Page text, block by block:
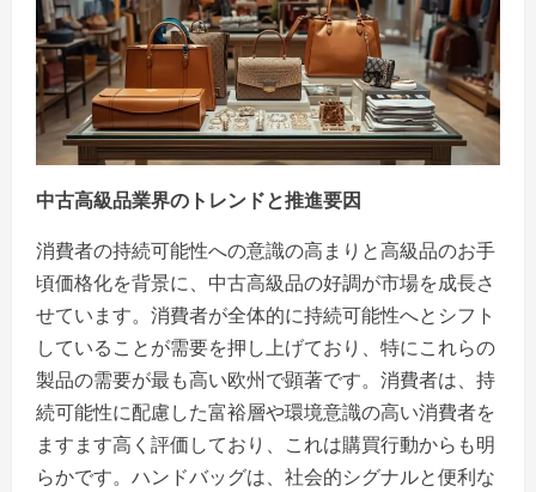
中古高級品業界のトレンドと推進要因
消費者の持続可能性への意識の高まりと高級品のお手
頃価格化を背景に、中古高級品の好調が市場を成長さ
せています。消費者が全体的に持続可能性へとシフト
していることが需要を押し上げており、特にこれらの
製品の需要が最も高い欧州で顕著です。消費者は、持
続可能性に配慮した富裕層や環境意識の高い消費者を
ますます高く評価しており、これは購買行動からも明
らかです。ハンドバッグは、社会的シグナルと便利な